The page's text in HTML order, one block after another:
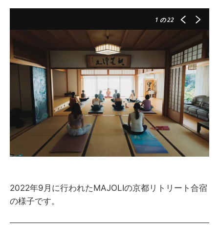
1 の 22
2022年9月に行われたMAJOLIの京都リトリート合宿
の様子です。